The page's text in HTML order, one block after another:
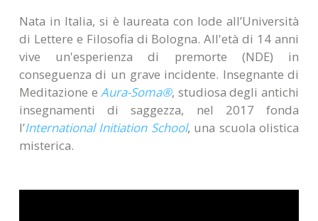
Nata in Italia, si è laureata con lode all’Università
di Lettere e Filosofia di Bologna. All'età di 14 anni
vive un'esperienza di premorte (NDE) in
conseguenza di un grave incidente. Insegnante di
Meditazione eAura-Soma®, studiosa degli antichi
insegnamenti di saggezza, nel 2017 fonda
l’International Initiation School, una scuola olistica
misterica.